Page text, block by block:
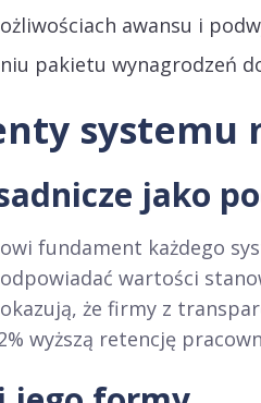
awansu i
pakietu wynagrodzeń
systemu
jako
fundament każdego
wartości
że firmy z
wyższą retencję